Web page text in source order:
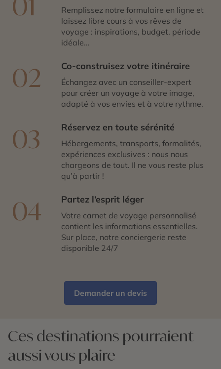
Remplissez notre formulaire en ligne et
laissez libre cours à vos rêves de
voyage : inspirations, budget, période
idéale…
02 Co-construisez votre itinéraire
Échangez avec un conseiller-expert
pour créer un voyage à votre image,
adapté à vos envies et à votre rythme.
03 Réservez en toute sérénité
Hébergements, transports, formalités,
expériences exclusives : nous nous
chargeons de tout. Il ne vous reste plus
qu’à partir !
04 Partez l’esprit léger
Votre carnet de voyage personnalisé
contient les informations essentielles.
Sur place, notre conciergerie reste
disponible 24/7
Demander un devis
Ces destinations pourraient
aussi vous plaire